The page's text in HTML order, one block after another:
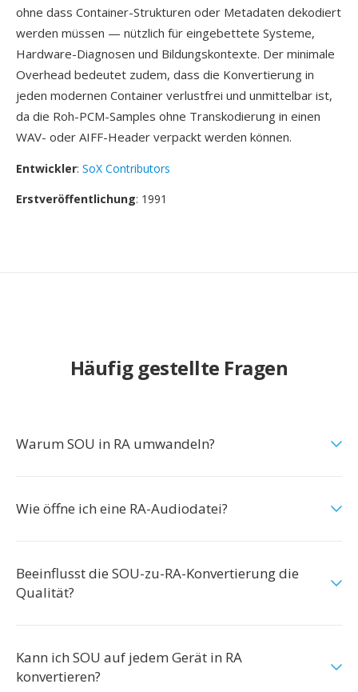
ohne dass Container-Strukturen oder Metadaten dekodiert
werden müssen — nützlich für eingebettete Systeme,
Hardware-Diagnosen und Bildungskontexte. Der minimale
Overhead bedeutet zudem, dass die Konvertierung in
jeden modernen Container verlustfrei und unmittelbar ist,
da die Roh-PCM-Samples ohne Transkodierung in einen
WAV- oder AIFF-Header verpackt werden können.
Entwickler: SoX Contributors
Erstveröffentlichung: 1991
Häufig gestellte Fragen
Warum SOU in RA umwandeln?
Wie öffne ich eine RA-Audiodatei?
Beeinflusst die SOU-zu-RA-Konvertierung die
Qualität?
Kann ich SOU auf jedem Gerät in RA
konvertieren?